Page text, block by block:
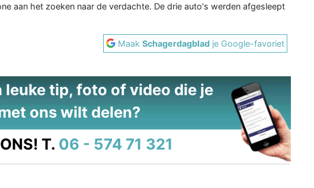
aan het zoeken naar de verdachte. De drie auto's werden afgesleept
MaakSchagerdagblad je Google-favoriet
leuke tip, foto of video die je
ons wilt delen?
T. 06 - 574 71 321